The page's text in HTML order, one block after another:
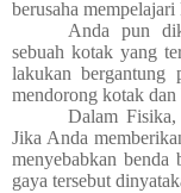
berusaha
Anda pun
sebuah kotak yang
lakukan bergantung
mendorong kotak dan
Dalam
Jika Anda
menyebabkan benda
gaya tersebut